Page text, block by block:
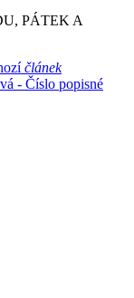
PÁTEK A
článek
- Číslo popisné